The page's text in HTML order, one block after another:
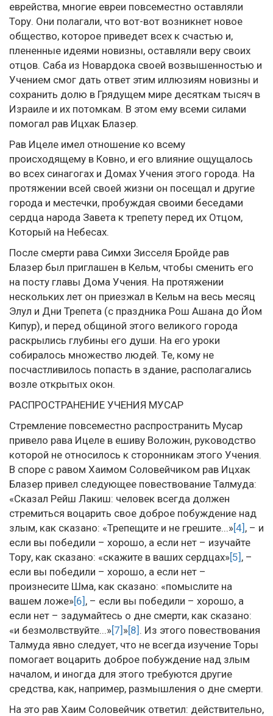
еврейства, многие евреи повсеместно оставляли
Тору. Они полагали, что вот-вот возникнет новое
общество, которое приведет всех к счастью и,
плененные идеями новизны, оставляли веру своих
отцов. Саба из Новардока своей возвышенностью и
Учением смог дать ответ этим иллюзиям новизны и
сохранить долю в Грядущем мире десяткам тысяч в
Израиле и их потомкам. В этом ему всеми силами
помогал рав Ицхак Блазер.
Рав Ицеле имел отношение ко всему
происходящему в Ковно, и его влияние ощущалось
во всех синагогах и Домах Учения этого города. На
протяжении всей своей жизни он посещал и другие
города и местечки, пробуждая своими беседами
сердца народа Завета к трепету перед их Отцом,
Который на Небесах.
После смерти рава Симхи Зисселя Бройде рав
Блазер был приглашен в Кельм, чтобы сменить его
на посту главы Дома Учения. На протяжении
нескольких лет он приезжал в Кельм на весь месяц
Элул и Дни Трепета (с праздника Рош Ашана до Йом
Кипур), и перед общиной этого великого города
раскрылись глубины его души. На его уроки
собиралось множество людей. Те, кому не
посчастливилось попасть в здание, располагались
возле открытых окон.
РАСПРОСТРАНЕНИЕ УЧЕНИЯ МУСАР
Стремление повсеместно распространить Мусар
привело рава Ицеле в ешиву Воложин, руководство
которой не относилось к сторонникам этого Учения.
В споре с равом Хаимом Соловейчиком рав Ицхак
Блазер привел следующее повествование Талмуда:
«Сказал Рейш Лакиш: человек всегда должен
стремиться воцарить свое доброе побуждение над
злым, как сказано: «Трепещите и не грешите...»[4] , – и
если вы победили – хорошо, а если нет – изучайте
Тору, как сказано: «скажите в ваших сердцах»[5] , –
если вы победили – хорошо, а если нет –
произнесите Шма, как сказано: «помыслите на
вашем ложе»[6] , – если вы победили – хорошо, а
если нет – задумайтесь о дне смерти, как сказано:
«и безмолвствуйте...»[7] »[8] . Из этого повествования
Талмуда явно следует, что не всегда изучение Торы
помогает воцарить доброе побуждение над злым
началом, и иногда для этого требуются другие
средства, как, например, размышления о дне смерти.
На это рав Хаим Соловейчик ответил: действительно,